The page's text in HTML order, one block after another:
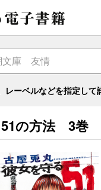
レーベルなどを指定して
の方法 3巻